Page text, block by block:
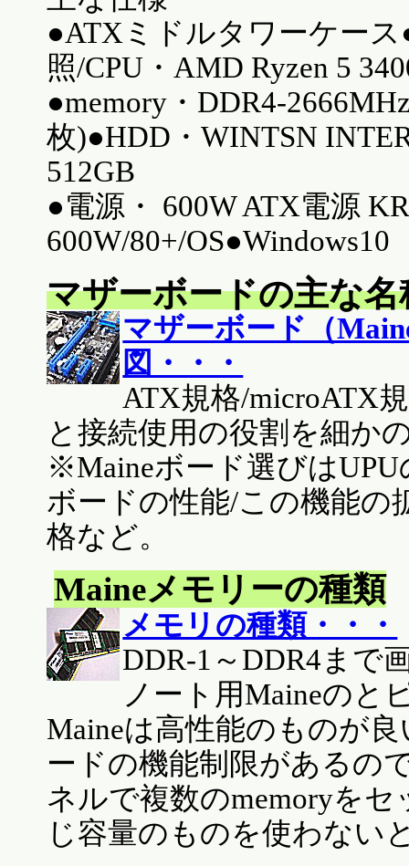
●ATXミドルタワーケー
照/CPU・AMD Ryzen 5
●memory・DDR4-
枚)●HDD・WINTSN
512GB
●電源・ 600W ATX電源
600W/80+/
マザーボードの主な
マザーボード（
図・・・
ATX規格/microATX
と接続使用の役割を細か
※Maineボード選びは
ボードの性能/この機能の
格など。
Maineメモリーの種類
メモリの種類・・・
DDR-1～DDR4まで
ノート用Maineのと
Maineは高性能のものが
ードの機能制限があるの
ネルで複数のmemoryを
じ容量のものを使わない